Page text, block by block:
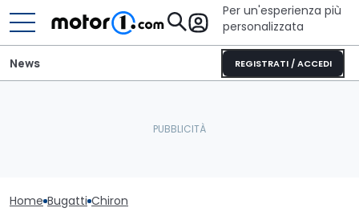
Per un'esperienza più
personalizzata
REGISTRATI / ACCEDI
News
Home Bugatti Chiron